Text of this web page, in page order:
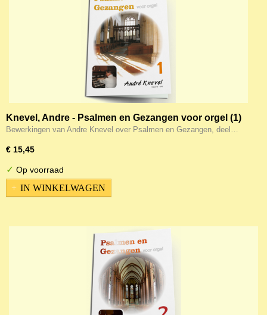
Knevel, Andre - Psalmen en Gezangen voor orgel (1)
Bewerkingen van Andre Knevel over Psalmen en Gezangen, deel…
€ 15,45
✓ Op voorraad
IN WINKELWAGEN